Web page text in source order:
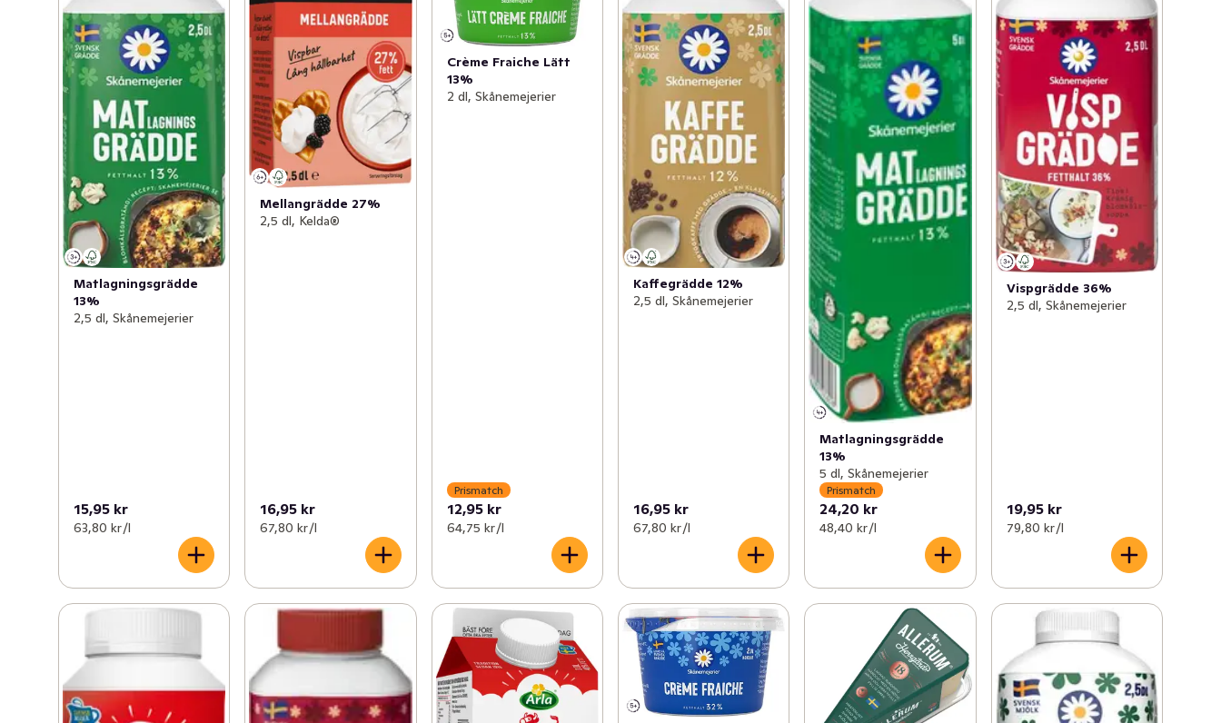
Matlagningsgrädde
13%
2,5 dl, Skånemejerier
15,95 kr
63,80 kr /l
Mellangrädde 27%
2,5 dl, Kelda®
16,95 kr
67,80 kr /l
Crème Fraiche Lätt
13%
2 dl, Skånemejerier
Prismatch
12,95 kr
64,75 kr /l
Kaffegrädde 12%
2,5 dl, Skånemejerier
16,95 kr
67,80 kr /l
Matlagningsgrädde
13%
5 dl, Skånemejerier
Prismatch
24,20 kr
48,40 kr /l
Vispgrädde 36%
2,5 dl, Skånemejerier
19,95 kr
79,80 kr /l